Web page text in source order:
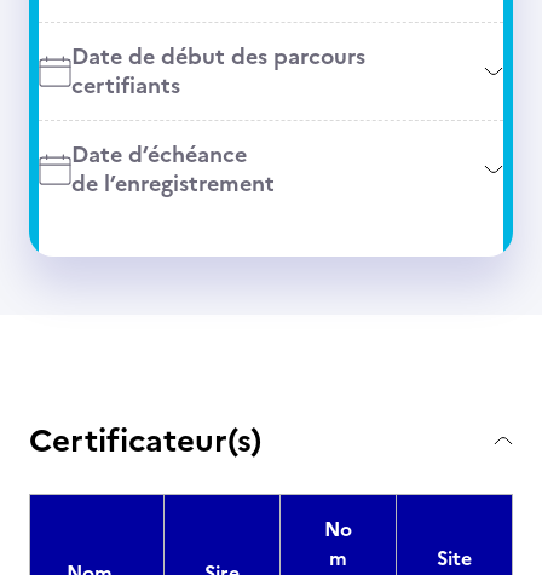
Date de début des parcours
certifiants
Date d’échéance
de l’enregistrement
Certificateur(s)
No
m
Site